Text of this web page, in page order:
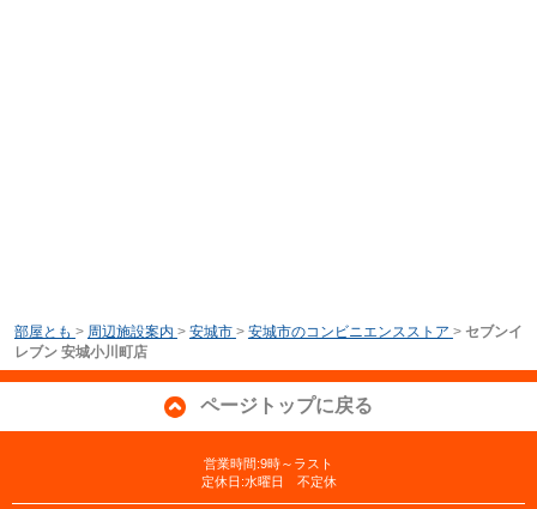
部屋とも > 周辺施設案内 > 安城市 > 安城市のコンビニエンスストア > セブンイ
レブン 安城小川町店
ページトップに戻る
営業時間:9時～ラスト
定休日:水曜日 不定休